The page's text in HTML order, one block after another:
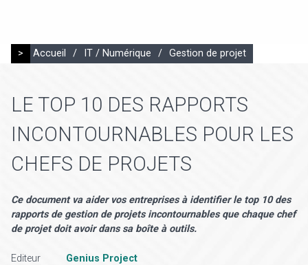
> Accueil / IT / Numérique / Gestion de projet
LE TOP 10 DES RAPPORTS
INCONTOURNABLES POUR LES
CHEFS DE PROJETS
Ce document va aider vos entreprises à identifier le top 10 des
rapports de gestion de projets incontournables que chaque chef
de projet doit avoir dans sa boîte à outils.
Editeur Genius Project